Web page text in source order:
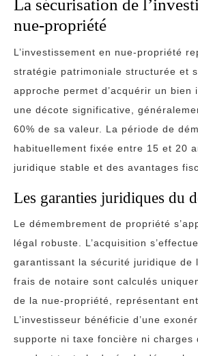
La sécurisation de
nue-propriété
L’investissement en nue-propriété
stratégie patrimoniale structurée et
approche permet d’acquérir un bien
une décote significative,
60% de sa valeur. La période de
habituellement fixée entre 15 et 20
juridique stable et des avantages
Les garanties juridiques du
Le démembrement de propriété
légal robuste. L’acquisition
garantissant la sécurité juridique de
frais de notaire sont calculés
de la nue-propriété, représentant
L’investisseur bénéficie d’une
supporte ni taxe foncière ni charges